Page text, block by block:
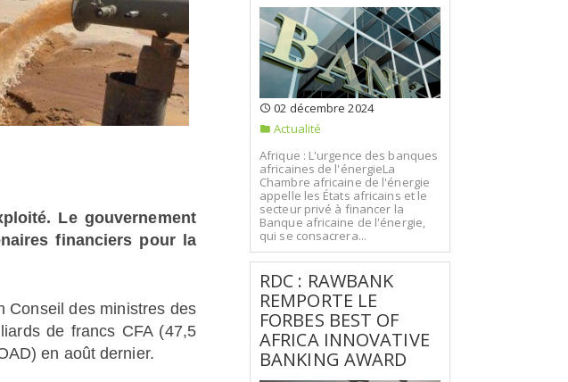
Le gouvernement
financiers pour la
Conseil des ministres des
de francs CFA (47,5
en août dernier.
02 décembre 2024
Actualité
Afrique : L'urgence des banques
africaines de l'énergieLa
Chambre africaine de l'énergie
appelle les États africains et le
secteur privé à financer la
Banque africaine de l'énergie,
qui se consacrera...
RDC : RAWBANK
REMPORTE LE
FORBES BEST OF
AFRICA INNOVATIVE
BANKING AWARD